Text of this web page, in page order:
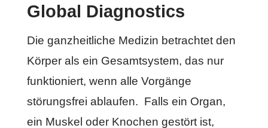
Global Diagnostics
Die ganzheitliche Medizin betrachtet den
Körper als ein Gesamtsystem, das nur
funktioniert, wenn alle Vorgänge
störungsfrei ablaufen. Falls ein Organ,
ein Muskel oder Knochen gestört ist,